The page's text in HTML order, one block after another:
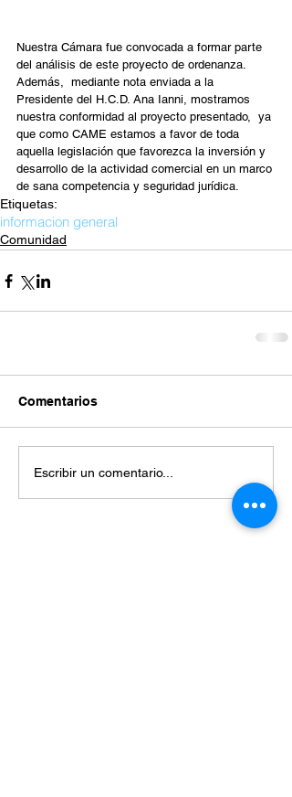
Nuestra Cámara fue convocada a formar parte
del análisis de este proyecto de ordenanza.
Además,  mediante nota enviada a la
Presidente del H.C.D. Ana Ianni, mostramos
nuestra conformidad al proyecto presentado,  ya
que como CAME estamos a favor de toda
aquella legislación que favorezca la inversión y
desarrollo de la actividad comercial en un marco
de sana competencia y seguridad jurídica.
Etiquetas:
informacion general
Comunidad
Comentarios
Escribir un comentario...